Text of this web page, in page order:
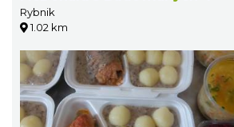
Rybnik
1.02 km